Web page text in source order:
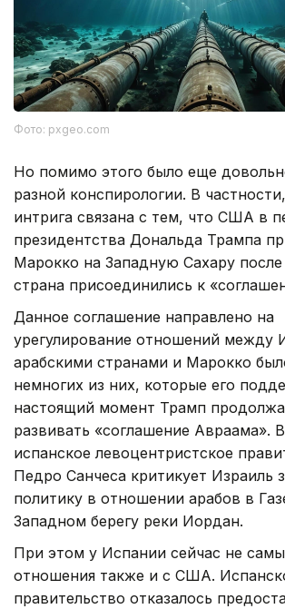
Фото: pxgeo.com
Но помимо этого было еще
разной конспирологии. В
интрига связана с тем, что США в
президентства Дональда Трампа
Марокко на Западную Сахару после
страна присоединились к
Данное соглашение направлено на
урегулирование отношений между
арабскими странами и Марокко
немногих из них, которые его
настоящий момент Трамп
развивать «соглашение Авраама».
испанское левоцентристское
Педро Санчеса критикует Израиль
политику в отношении арабов в
Западном берегу реки Иордан.
При этом у Испании сейчас не
отношения также и с США.
правительство отказалось